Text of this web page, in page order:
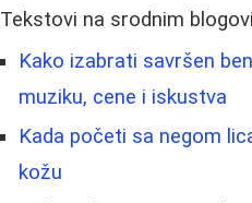
Tekstovi na srodnim
Kako izabrati savršen
muziku, cene i iskustva
Kada početi sa negom
kožu